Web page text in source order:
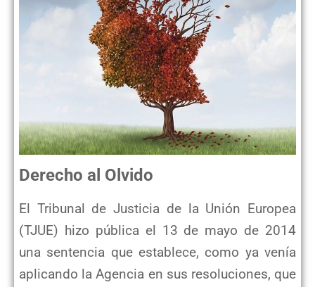
Derecho al Olvido
El Tribunal de Justicia de la Unión Europea
(TJUE) hizo pública el 13 de mayo de 2014
una sentencia que establece, como ya venía
aplicando la Agencia en sus resoluciones, que